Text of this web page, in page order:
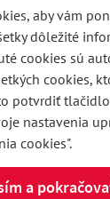
aby vám
dôležité
cookies sú
cookies,
potvrdiť
nastavenia
cookies".
a